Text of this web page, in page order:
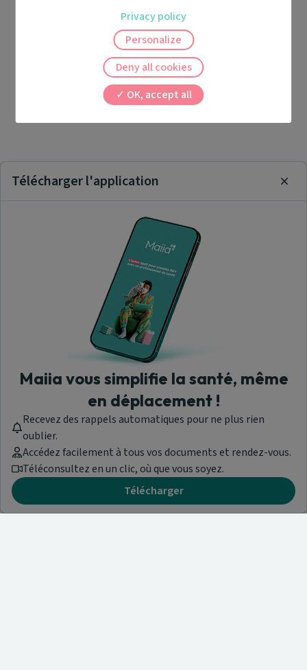
Télécharger l'application
Maiia vous simplifie la santé, même
en déplacement !
Recevez des rappels automatiques pour ne plus rien
oublier.
Accédez facilement à tous vos documents et rendez-vous.
Téléconsultez en un clic, où que vous soyez.
Télécharger
OK, accept all
Deny all cookies
Personalize
Privacy policy